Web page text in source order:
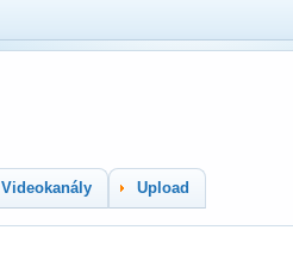
Videokanály Upload